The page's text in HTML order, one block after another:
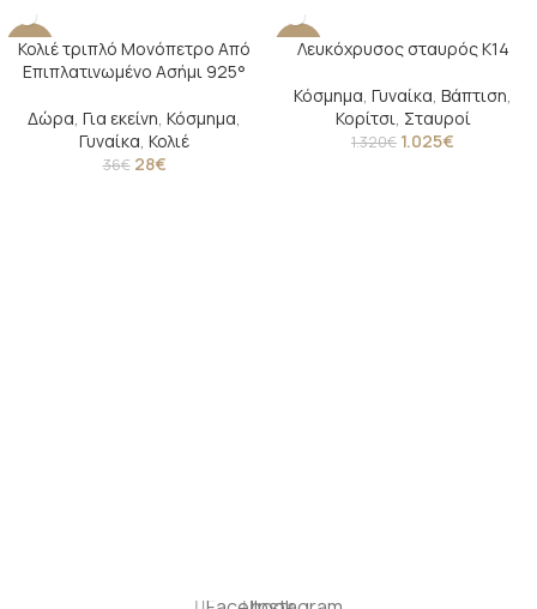
-22%
Κολιέ τριπλό Μονόπετρο Από
Επιπλατινωμένο Ασήμι 925°
Δώρα, Για εκείνη, Κόσμημα,
Γυναίκα, Κολιέ
36€ 28€
-22%
Λευκόχρυσος σταυρός Κ14
Κόσμημα, Γυναίκα, Βάπτιση,
Κορίτσι, Σταυροί
1.320€ 1.025€